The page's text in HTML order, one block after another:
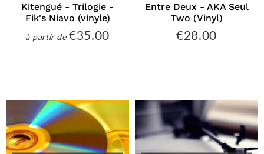
Kitengué - Trilogie -
Fik's Niavo (vinyle)
à partir dePrix
€35.00
Entre Deux - AKA Seul
Two (Vinyl)
Prix
€28.00